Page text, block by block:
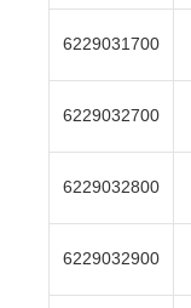
6229031700
6229032700
6229032800
6229032900